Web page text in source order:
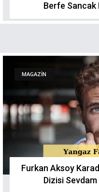
Berfe Sancak
MAGAZİN
Furkan Aksoy
Dizisi